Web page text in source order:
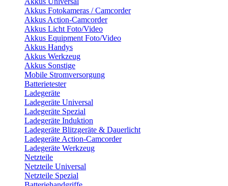
Akkus Fotokameras / Camcorder
Akkus Action-Camcorder
Akkus Licht Foto/Video
Akkus Equipment Foto/Video
Akkus Handys
Akkus Werkzeug
Akkus Sonstige
Mobile Stromversorgung
Batterietester
Ladegeräte
Ladegeräte Universal
Ladegeräte Spezial
Ladegeräte Induktion
Ladegeräte Blitzgeräte & Dauerlicht
Ladegeräte Action-Camcorder
Ladegeräte Werkzeug
Netzteile
Netzteile Universal
Netzteile Spezial